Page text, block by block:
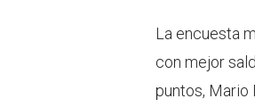
La encuesta
con mejor
puntos, Mario